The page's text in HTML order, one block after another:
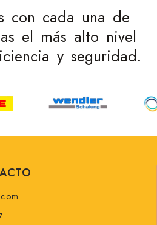
con cada una de
el más alto nivel
y seguridad.